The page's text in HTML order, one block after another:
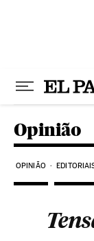
Opinião
OPINIÃO